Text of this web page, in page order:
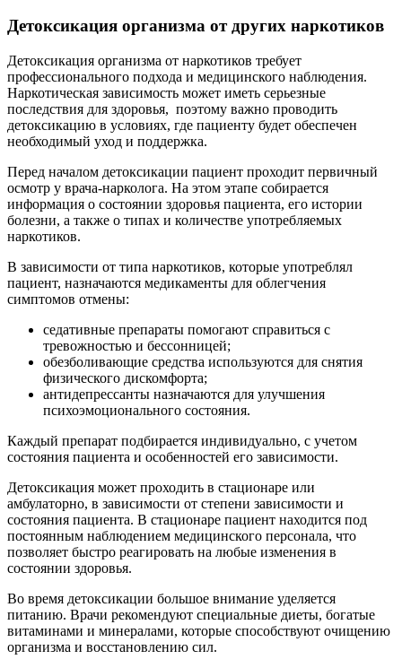
Детоксикация организма от других наркотиков
Детоксикация организма от наркотиков требует
профессионального подхода и медицинского наблюдения.
Наркотическая зависимость может иметь серьезные
последствия для здоровья, поэтому важно проводить
детоксикацию в условиях, где пациенту будет обеспечен
необходимый уход и поддержка.
Перед началом детоксикации пациент проходит первичный
осмотр у врача-нарколога. На этом этапе собирается
информация о состоянии здоровья пациента, его истории
болезни, а также о типах и количестве употребляемых
наркотиков.
В зависимости от типа наркотиков, которые употреблял
пациент, назначаются медикаменты для облегчения
симптомов отмены:
седативные препараты помогают справиться с
тревожностью и бессонницей;
обезболивающие средства используются для снятия
физического дискомфорта;
антидепрессанты назначаются для улучшения
психоэмоционального состояния.
Каждый препарат подбирается индивидуально, с учетом
состояния пациента и особенностей его зависимости.
Детоксикация может проходить в стационаре или
амбулаторно, в зависимости от степени зависимости и
состояния пациента. В стационаре пациент находится под
постоянным наблюдением медицинского персонала, что
позволяет быстро реагировать на любые изменения в
состоянии здоровья.
Во время детоксикации большое внимание уделяется
питанию. Врачи рекомендуют специальные диеты, богатые
витаминами и минералами, которые способствуют очищению
организма и восстановлению сил.